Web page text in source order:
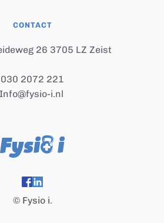
© Fysio i.
CONTACT
26 3705 LZ Zeist
030 2072 221
Info@fysio-i.nl